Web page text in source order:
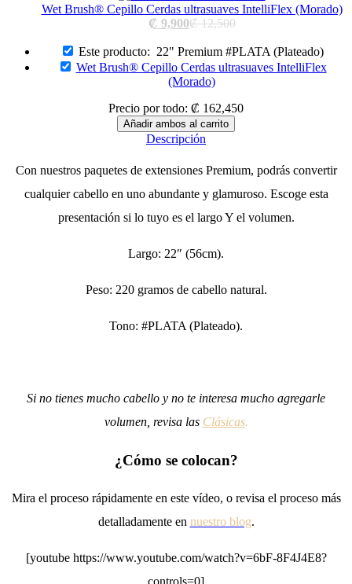
₡ 152,550.₡
Wet Brush® Cepillo Cerdas ultrasuaves IntelliFlex (Morado)
₡ 9,900Current
is:
₡ 9,900.
₡12,500Original
was:
₡ 12,500.
Este producto: 22" Premium #PLATA (Plateado)
Wet Brush® Cepillo Cerdas ultrasuaves IntelliFlex
(Morado)
Precio por todo: ₡ 162,450
Descripción
Con nuestros paquetes de extensiones Premium, podrás convertir
cualquier cabello en uno abundante y glamuroso. Escoge esta
presentación si lo tuyo es el largo Y el volumen.
Largo: 22″ (56cm).
Peso: 220 gramos de cabello natural.
Tono: #PLATA (Plateado).
Si no tienes mucho cabello y no te interesa mucho agregarle
volumen, revisa las Clásicas.
¿Cómo se colocan?
Mira el proceso rápidamente en este vídeo, o revisa el proceso más
detalladamente en nuestro blog.
[youtube https://www.youtube.com/watch?v=6bF-8F4J4E8?